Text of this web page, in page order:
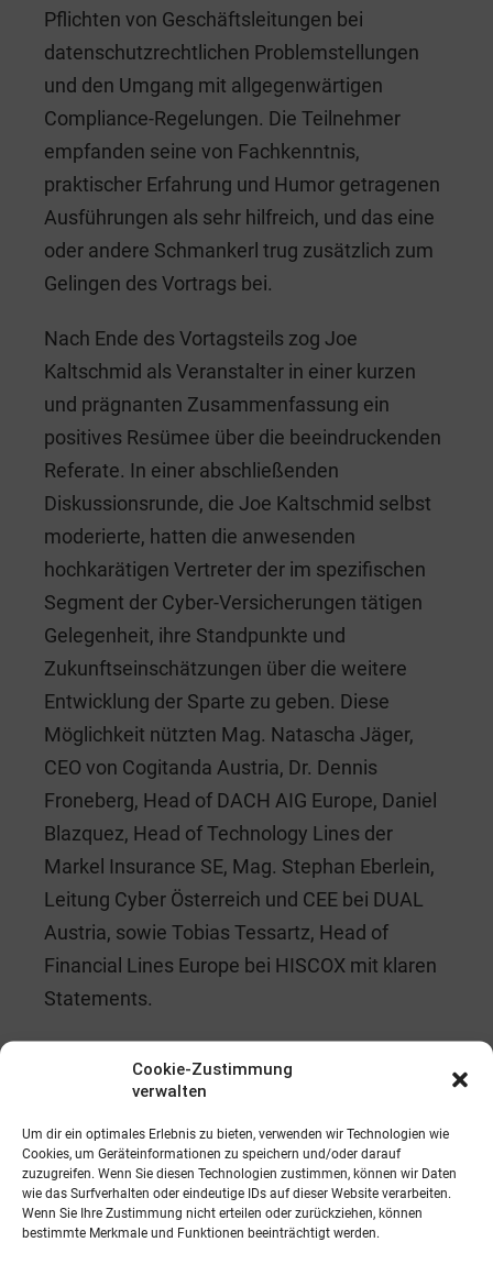
Cookie-Zustimmung
verwalten
Um dir ein optimales Erlebnis zu bieten, verwenden wir Technologien wie
Cookies, um Geräteinformationen zu speichern und/oder darauf
zuzugreifen. Wenn Sie diesen Technologien zustimmen, können wir Daten
wie das Surfverhalten oder eindeutige IDs auf dieser Website verarbeiten.
Wenn Sie Ihre Zustimmung nicht erteilen oder zurückziehen, können
bestimmte Merkmale und Funktionen beeinträchtigt werden.
Pflichten von Geschäftsleitungen bei
datenschutzrechtlichen Problemstellungen
und den Umgang mit allgegenwärtigen
Compliance-Regelungen. Die Teilnehmer
empfanden seine von Fachkenntnis,
praktischer Erfahrung und Humor getragenen
Ausführungen als sehr hilfreich, und das eine
oder andere Schmankerl trug zusätzlich zum
Gelingen des Vortrags bei.
Nach Ende des Vortagsteils zog Joe
Kaltschmid als Veranstalter in einer kurzen
und prägnanten Zusammenfassung ein
positives Resümee über die beeindruckenden
Referate. In einer abschließenden
Diskussionsrunde, die Joe Kaltschmid selbst
moderierte, hatten die anwesenden
hochkarätigen Vertreter der im spezifischen
Segment der Cyber-Versicherungen tätigen
Gelegenheit, ihre Standpunkte und
Zukunftseinschätzungen über die weitere
Entwicklung der Sparte zu geben. Diese
Möglichkeit nützten Mag. Natascha Jäger,
CEO von Cogitanda Austria, Dr. Dennis
Froneberg, Head of DACH AIG Europe, Daniel
Blazquez, Head of Technology Lines der
Markel Insurance SE, Mag. Stephan Eberlein,
Leitung Cyber Österreich und CEE bei DUAL
Austria, sowie Tobias Tessartz, Head of
Financial Lines Europe bei HISCOX mit klaren
Statements.
Gesprächen bei einem guten Glas
erfolgreicher Seminartag sein Ende
See Vorheriger Artikel